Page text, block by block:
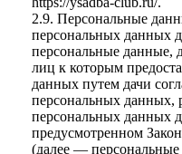
2.9. Персональные
персональных данных
персональные данные,
лиц к которым
данных путем дачи
персональных данных,
персональных данных
предусмотренном
(далее —